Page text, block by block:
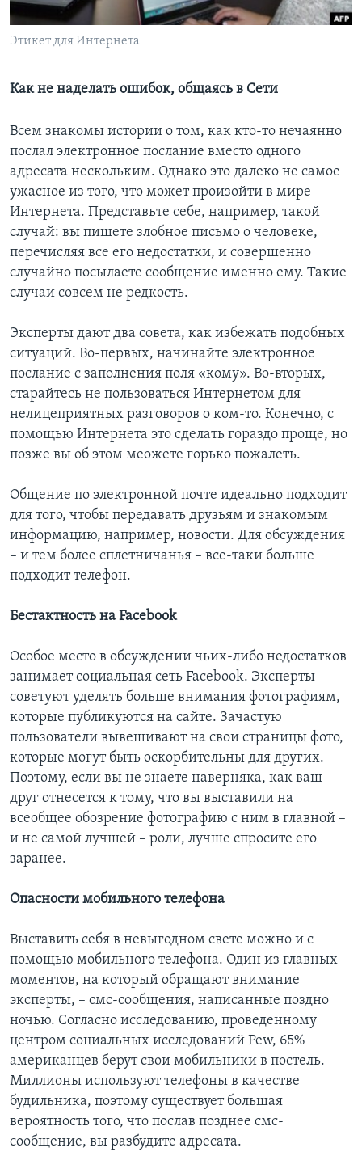
Learning English
Языки
Этикет для Интернета
Как не наделать ошибок, общаясь в Сети
Всем знакомы истории о том, как кто-то нечаянно
послал электронное послание вместо одного
адресата нескольким. Однако это далеко не самое
ужасное из того, что может произойти в мире
Интернета. Представьте себе, например, такой
случай: вы пишете злобное письмо о человеке,
перечисляя все его недостатки, и совершенно
случайно посылаете сообщение именно ему. Такие
случаи совсем не редкость.
Эксперты дают два совета, как избежать подобных
ситуаций. Во-первых, начинайте электронное
послание с заполнения поля «кому». Во-вторых,
старайтесь не пользоваться Интернетом для
нелицеприятных разговоров о ком-то. Конечно, с
помощью Интернета это сделать гораздо проще, но
позже вы об этом меожете горько пожалеть.
Общение по электронной почте идеально подходит
для того, чтобы передавать друзьям и знакомым
информацию, например, новости. Для обсуждения
– и тем более сплетничанья – все-таки больше
подходит телефон.
Бестактность на Facebook
Особое место в обсуждении чьих-либо недостатков
занимает социальная сеть Facebook. Эксперты
советуют уделять больше внимания фотографиям,
которые публикуются на сайте. Зачастую
пользователи вывешивают на свои страницы фото,
которые могут быть оскорбительны для других.
Поэтому, если вы не знаете наверняка, как ваш
друг отнесется к тому, что вы выставили на
всеобщее обозрение фотографию с ним в главной –
и не самой лучшей – роли, лучше спросите его
заранее.
Опасности мобильного телефона
Выставить себя в невыгодном свете можно и с
помощью мобильного телефона. Один из главных
моментов, на который обращают внимание
эксперты, – смс-сообщения, написанные поздно
ночью. Согласно исследованию, проведенному
центром социальных исследований Pew, 65%
американцев берут свои мобильники в постель.
Миллионы используют телефоны в качестве
будильника, поэтому существует большая
вероятность того, что послав позднее смс-
сообщение, вы разбудите адресата.